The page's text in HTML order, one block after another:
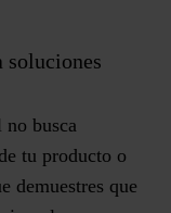
soluciones
busca
tu producto o
demuestres que